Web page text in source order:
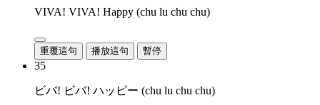
VIVA! VIVA! Happy (chu lu chu chu)
重覆這句 播放這句 暫停
35
ビバ! ビバ! ハッピー (chu lu chu chu)